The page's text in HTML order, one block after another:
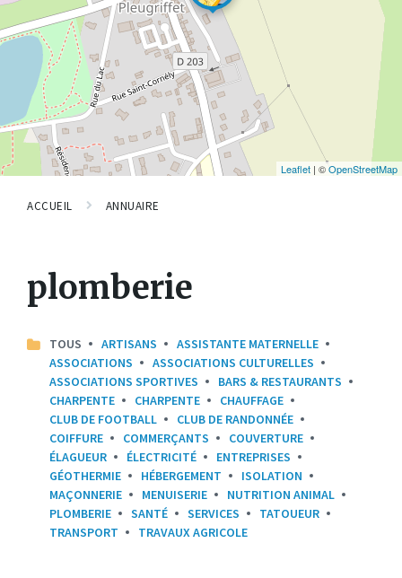
Leaflet | ©OpenStreetMap
ACCUEIL ANNUAIRE
plomberie
TOUS ARTISANS
ASSISTANTE MATERNELLE
ASSOCIATIONS
ASSOCIATIONS CULTURELLES
ASSOCIATIONS SPORTIVES
BARS & RESTAURANTS
CHARPENTE
CHARPENTE
CHAUFFAGE
CLUB DE FOOTBALL
CLUB DE RANDONNÉE
COIFFURE
COMMERÇANTS
COUVERTURE
ÉLAGUEUR
ÉLECTRICITÉ
ENTREPRISES
GÉOTHERMIE
HÉBERGEMENT
ISOLATION
MAÇONNERIE
MENUISERIE
NUTRITION ANIMAL
PLOMBERIE
SANTÉ SERVICES
TATOUEUR
TRANSPORT
TRAVAUX AGRICOLE